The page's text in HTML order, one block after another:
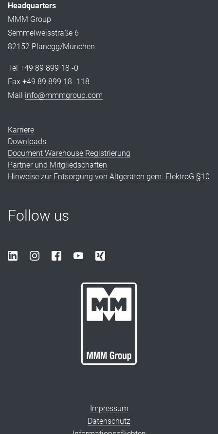
Headquarters
MMM Group
Semmelweisstraße 6
82152 Planegg/München
Tel +49 89 899 18 -0
Fax +49 89 899 18 -118
Mail info@mmmgroup.com
Karriere
Downloads
Document Warehouse Registrierung
Partner und Mitgliedschaften
Hinweise zur Entsorgung von Altgeräten gem. ElektroG §10
Follow us
Impressum
Datenschutz